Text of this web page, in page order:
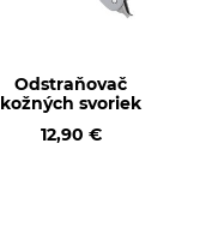
Odstraňovač
kožných svoriek
12,90 €